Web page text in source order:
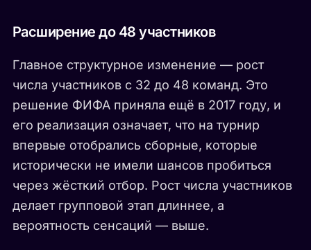
Расширение до 48 участников
Главное структурное изменение — рост
числа участников с 32 до 48 команд. Это
решение ФИФА приняла ещё в 2017 году, и
его реализация означает, что на турнир
впервые отобрались сборные, которые
исторически не имели шансов пробиться
через жёсткий отбор. Рост числа участников
делает групповой этап длиннее, а
вероятность сенсаций — выше.